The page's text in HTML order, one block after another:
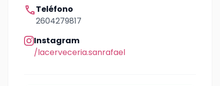
callTeléfono
2604279817
Instagram
/lacerveceria.sanrafael